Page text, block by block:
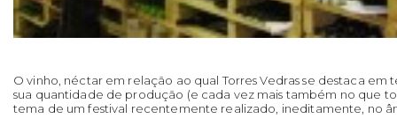
O vinho, néctar em relação ao qual Torres Vedras se destaca em
sua quantidade de produção (e cada vez mais também no que
tema de um festival recentemente realizado, ineditamente, no